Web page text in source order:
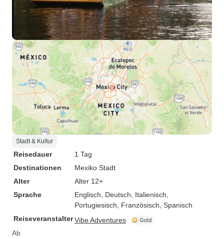
Stadt & Kultur
Reisedauer
1 Tag
Destinationen
Mexiko Stadt
Alter
Alter 12+
Sprache
Englisch, Deutsch, Italienisch,
Portugiesisch, Französisch, Spanisch
ReiseveranstalterVibe Adventures
Ab